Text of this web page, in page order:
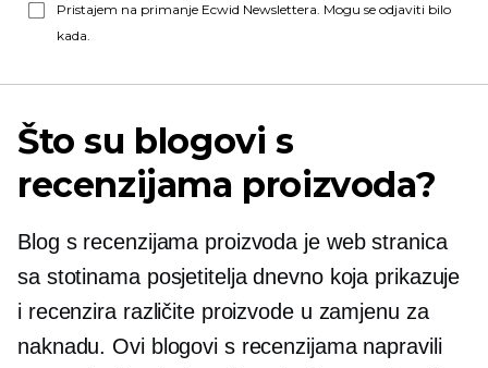
Pristajem na primanje Ecwid Newslettera. Mogu se odjaviti bilo
kada.
Što su blogovi s
recenzijama proizvoda?
Blog s recenzijama proizvoda je web stranica
sa stotinama posjetitelja dnevno koja prikazuje
i recenzira različite proizvode u zamjenu za
naknadu. Ovi blogovi s recenzijama napravili